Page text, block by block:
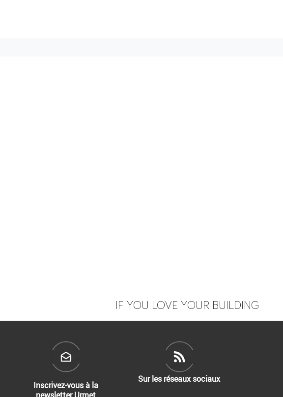
IF YOU LOVE YOUR BUILDING
Inscrivez-vous à la
Sur les réseaux sociaux